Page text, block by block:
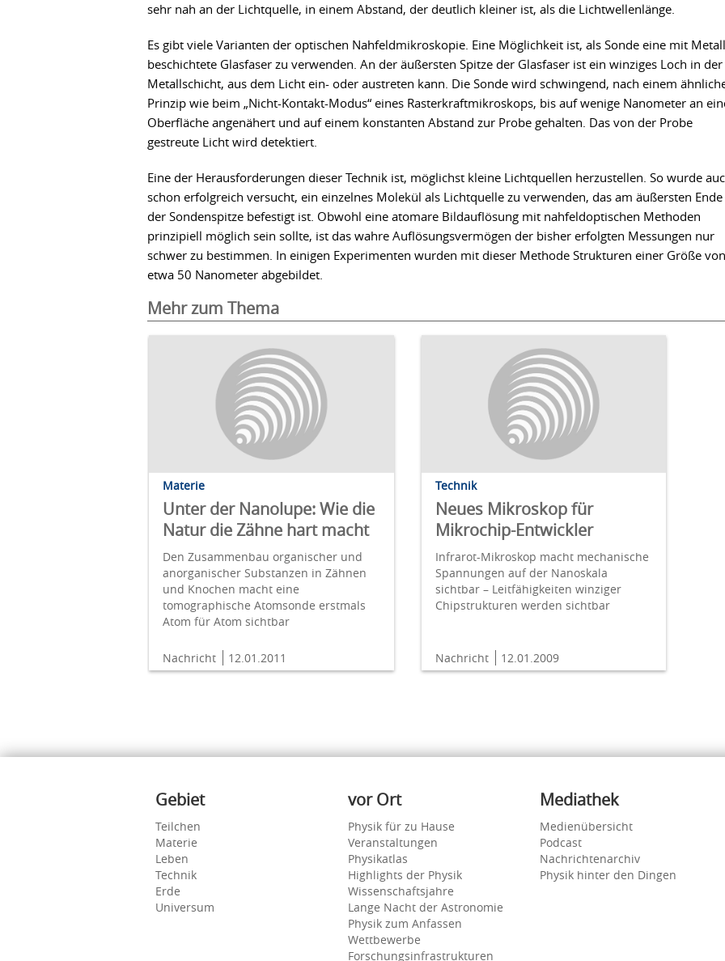
sehr nah an der Lichtquelle, in einem Abstand, der deutlich kleiner ist, als die Lichtwellenlänge.
Es gibt viele Varianten der optischen Nahfeldmikroskopie. Eine Möglichkeit ist, als Sonde eine mit Metall
beschichtete Glasfaser zu verwenden. An der äußersten Spitze der Glasfaser ist ein winziges Loch in der
Metallschicht, aus dem Licht ein- oder austreten kann. Die Sonde wird schwingend, nach einem
Prinzip wie beim „Nicht-Kontakt-Modus“ eines Rasterkraftmikroskops, bis auf wenige Nanometer an
Oberfläche angenähert und auf einem konstanten Abstand zur Probe gehalten. Das von der Probe
gestreute Licht wird detektiert.
Eine der Herausforderungen dieser Technik ist, möglichst kleine Lichtquellen herzustellen. So wurde
schon erfolgreich versucht, ein einzelnes Molekül als Lichtquelle zu verwenden, das am äußersten Ende
der Sondenspitze befestigt ist. Obwohl eine atomare Bildauflösung mit nahfeldoptischen Methoden
prinzipiell möglich sein sollte, ist das wahre Auflösungsvermögen der bisher erfolgten Messungen nur
schwer zu bestimmen. In einigen Experimenten wurden mit dieser Methode Strukturen einer Größe von
etwa 50 Nanometer abgebildet.
Mehr zum Thema
Materie
Unter der Nanolupe: Wie die
Natur die Zähne hart macht
Den Zusammenbau organischer und
anorganischer Substanzen in Zähnen
und Knochen macht eine
tomographische Atomsonde erstmals
Atom für Atom sichtbar
Nachricht 12.01.2011
Technik
Neues Mikroskop für
Mikrochip-Entwickler
Infrarot-Mikroskop macht mechanische
Spannungen auf der Nanoskala
sichtbar – Leitfähigkeiten winziger
Chipstrukturen werden sichtbar
Nachricht 12.01.2009
Inhalte
Gebiet
Teilchen
Materie
Leben
Technik
Erde
Universum
vor Ort
Physik für zu Hause
Veranstaltungen
Physikatlas
Highlights der Physik
Wissenschaftsjahre
Lange Nacht der Astronomie
Physik zum Anfassen
Wettbewerbe
Forschungsinfrastrukturen
Mediathek
Medienübersicht
Podcast
Nachrichtenarchiv
Physik hinter den Dingen